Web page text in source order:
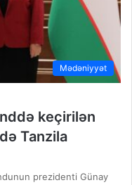
Mədəniyyət
keçirilən
Tanzila
prezidenti Günay